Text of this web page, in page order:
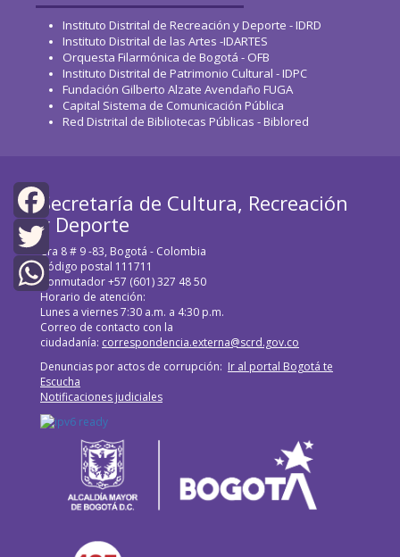
Facebook
Twitter
WhatsApp
Instituto Distrital de Recreación y Deporte - IDRD
Instituto Distrital de las Artes -IDARTES
Orquesta Filarmónica de Bogotá - OFB
Instituto Distrital de Patrimonio Cultural - IDPC
Fundación Gilberto Alzate Avendaño FUGA
Capital Sistema de Comunicación Pública
Red Distrital de Bibliotecas Públicas - Biblored
Secretaría de Cultura, Recreación
y Deporte
Cra 8 # 9 -83, Bogotá - Colombia
Código postal 111711
Conmutador +57 (601) 327 48 50
Horario de atención:
Lunes a viernes 7:30 a.m. a 4:30 p.m.
Correo de contacto con la
ciudadanía: correspondencia.externa@scrd.gov.co
Denuncias por actos de corrupción: Ir al portal Bogotá te
Escucha
Notificaciones judiciales